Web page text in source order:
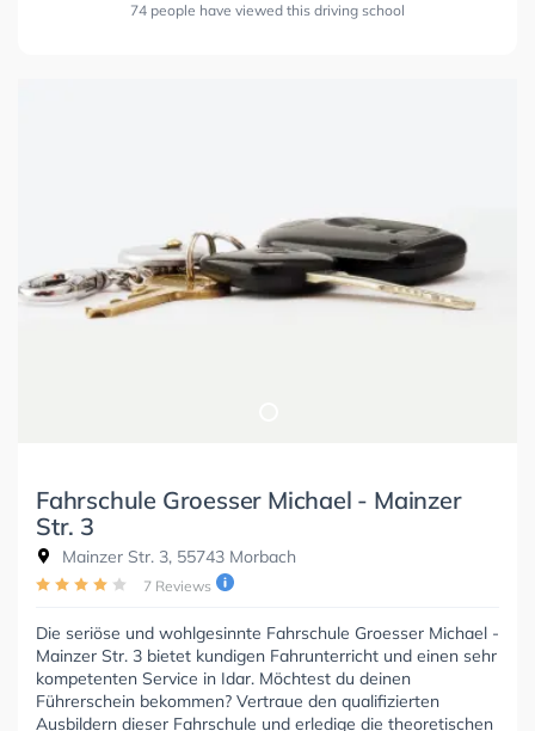
74 people have viewed this driving school
Fahrschule Groesser Michael - Mainzer
Str. 3
Mainzer Str. 3, 55743 Morbach
7 Reviews
Die seriöse und wohlgesinnte Fahrschule Groesser Michael -
Mainzer Str. 3 bietet kundigen Fahrunterricht und einen sehr
kompetenten Service in Idar. Möchtest du deinen
Führerschein bekommen? Vertraue den qualifizierten
Ausbildern dieser Fahrschule und erledige die theoretischen